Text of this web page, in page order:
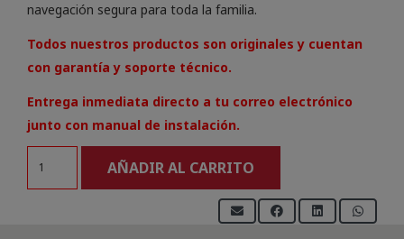
navegación segura para toda la familia.
Todos nuestros productos son originales y cuentan
con garantía y soporte técnico.
Entrega inmediata directo a tu correo electrónico
junto con manual de instalación.
AÑADIR AL CARRITO